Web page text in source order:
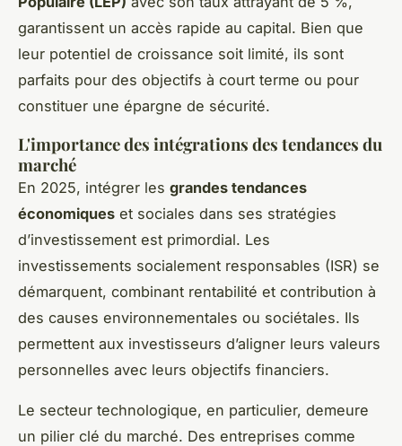
garantissent un accès rapide au capital. Bien que
leur potentiel de croissance soit limité, ils sont
parfaits pour des objectifs à court terme ou pour
constituer une épargne de sécurité.
L'importance des intégrations des tendances du
marché
En 2025, intégrer les grandes tendances
économiques et sociales dans ses stratégies
d’investissement est primordial. Les
investissements socialement responsables (ISR) se
démarquent, combinant rentabilité et contribution à
des causes environnementales ou sociétales. Ils
permettent aux investisseurs d’aligner leurs valeurs
personnelles avec leurs objectifs financiers.
Le secteur technologique, en particulier, demeure
un pilier clé du marché. Des entreprises comme